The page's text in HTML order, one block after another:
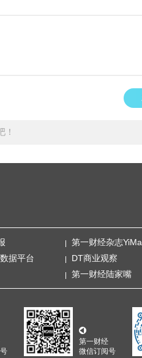
！
第一财经杂志
据平台 DT商业观察
第一财经陆家嘴
第一财经
微信订阅号